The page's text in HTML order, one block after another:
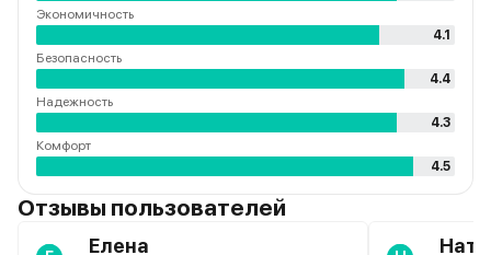
Экономичность
4.1
Безопасность
4.4
Надежность
4.3
Комфорт
4.5
Отзывы пользователей
Елена